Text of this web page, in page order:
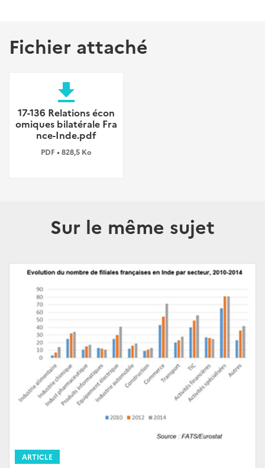
Fichier attaché
file_download
17-136 Relations écon
omiques bilatérale Fra
nce-Inde.pdf
PDF • 828,5 Ko
Sur le même sujet
ARTICLE